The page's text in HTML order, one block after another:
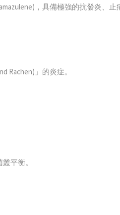
，具備極強的抗發炎、止
Rachen)」的炎症。
平衡。